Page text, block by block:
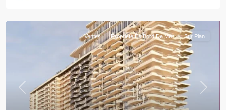
Previous Next
Ventes Propriété En Bord De Mer Sur Plan